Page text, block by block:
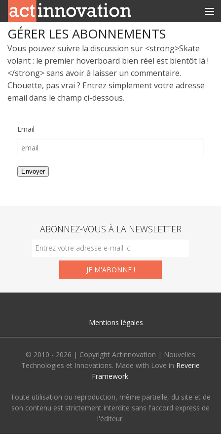
RUBRIQUES
INNOBOX
CONTACT
GÉRER LES ABONNEMENTS
Vous pouvez suivre la discussion sur <strong>Skate
volant : le premier hoverboard bien réel est bientôt là !
</strong> sans avoir à laisser un commentaire.
Chouette, pas vrai ? Entrez simplement votre adresse
email dans le champ ci-dessous.
Email
ABONNEZ-VOUS À LA NEWSLETTER
Mentions légales
© 2010 - 2026 | Copyright Actinnovation | Nouvelles
Technologies et Innovations. Made with Love in Reverie
Framework.
Toute utilisation ou reproduction, même partielle, du site et de
son contenu est strictement interdite sans l'accord express de
l'éditeur.